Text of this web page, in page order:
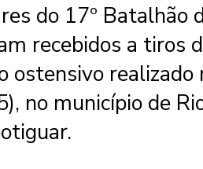
do 17º Batalhão
recebidos a tiros
ostensivo realizado
no município de